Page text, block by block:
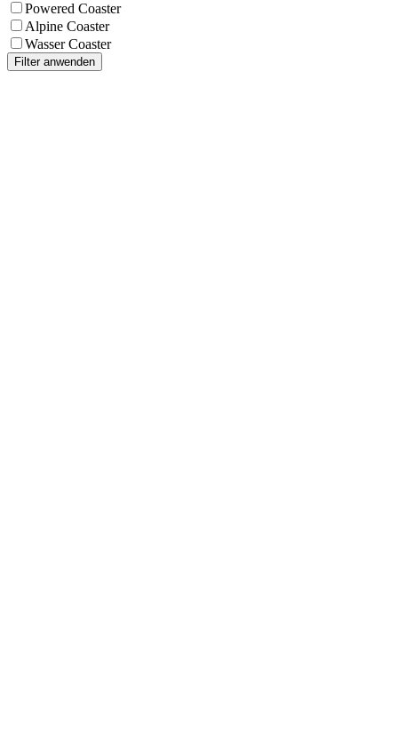
Powered Coaster
Alpine Coaster
Wasser Coaster
Filter anwenden